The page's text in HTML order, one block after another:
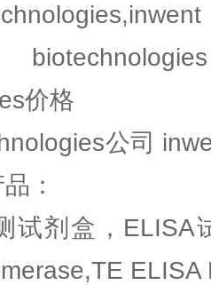
价格
公司
：
试剂盒，ELISA
ELISA